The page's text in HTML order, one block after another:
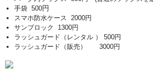
手袋 500円
スマホ防水ケース 2000円
サンブロック 1300円
ラッシュガード（レンタル ） 500円
ラッシュガード（販売） 3000円